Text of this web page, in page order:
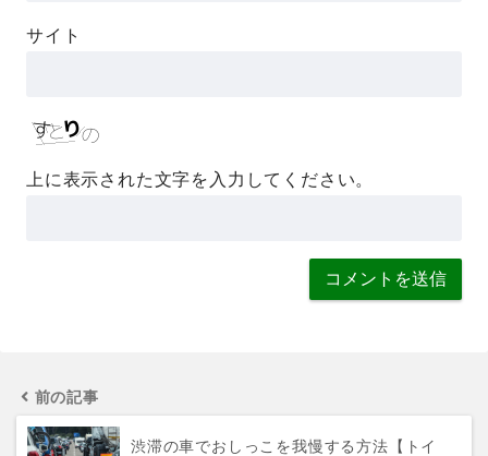
サイト
上に表示された文字を入力してください。
前の記事
渋滞の車でおしっこを我慢する方法【トイ